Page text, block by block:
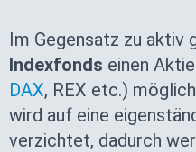
Im Gegensatz zu aktiv
Indexfonds einen
DAX, REX etc.)
wird auf eine
verzichtet, dadurch